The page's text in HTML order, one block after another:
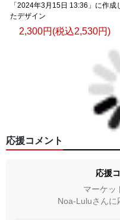
「2024年3月15日 13:36」に作成
たデザイン
2,300円(税込2,530円)
応援コメント
応
マーケッ
Noa-Luluさんに